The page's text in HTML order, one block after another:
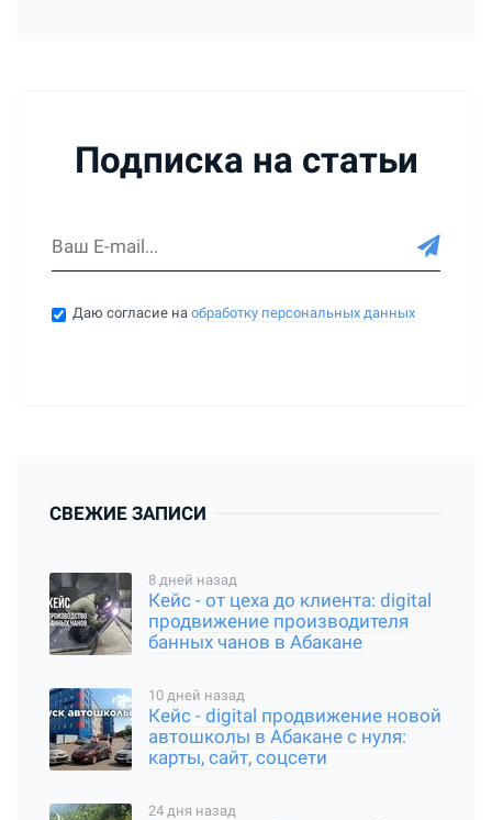
Подписка на статьи
Даю согласие наобработку персональных данных
СВЕЖИЕ ЗАПИСИ
8 дней назад
Кейс - от цеха до клиента: digital
продвижение производителя
банных чанов в Абакане
10 дней назад
Кейс - digital продвижение новой
автошколы в Абакане с нуля:
карты, сайт, соцсети
24 дня назад